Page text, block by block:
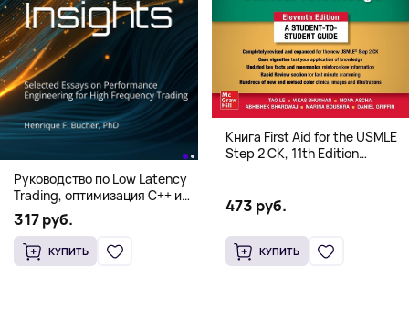
Руководство по Low Latency
Trading, оптимизация C++ и
системная архитектура для
HFT
317 руб.
КУПИТЬ
Книга First Aid for the USMLE
Step 2 CK, 11th Edition
473 руб.
КУПИТЬ